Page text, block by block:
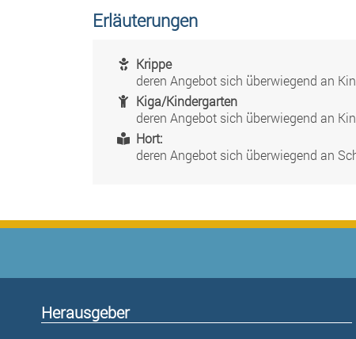
Erläuterungen
Krippe
deren Angebot sich überwiegend an
Kiga/Kindergarten
deren Angebot sich überwiegend an
Hort:
deren Angebot sich überwiegend an
Herausgeber